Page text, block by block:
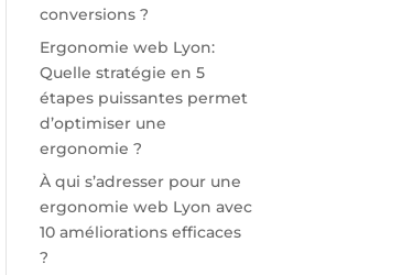
conversions ?
Ergonomie web Lyon:
Quelle stratégie en 5
étapes puissantes permet
d’optimiser une
ergonomie ?
À qui s’adresser pour une
ergonomie web Lyon avec
10 améliorations efficaces
?